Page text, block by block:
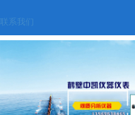
联系我们